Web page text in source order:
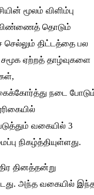
மூலம் விளிம்பு
விண்ணைத் தொடும்
திட்டத்தை பல
ஏற்றத் தாழ்வுகளை
நடை
வகையில் 3
நிகழ்த்தியுள்ளது.
தினத்தன்று
அந்த வகையில்